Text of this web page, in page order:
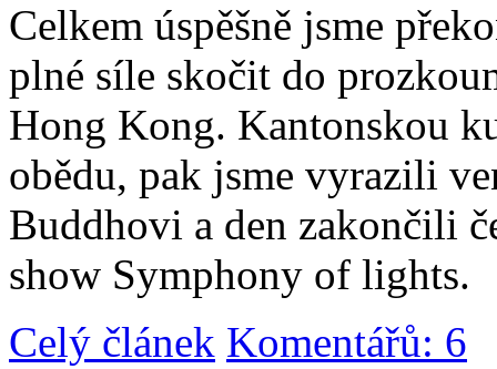
Celkem úspěšně jsme
plné síle skočit do
Hong Kong. Kantonskou
obědu, pak jsme vyrazili
Buddhovi a den zakončili
show Symphony of lights.
Celý článek Komentářů: 6